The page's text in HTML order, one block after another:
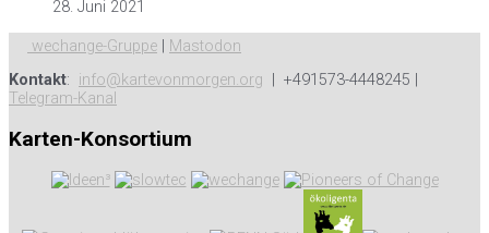
28. Juni 2021
wechange-Gruppe
Mastodon
Kontakt: info@kartevonmorgen.org | +491573-4448245 |
Telegram-Kanal
Karten-Konsortium